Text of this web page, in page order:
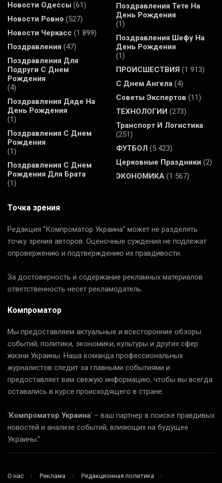
Новости Одессы (61)
Новости Ровно (527)
Новости Черкасс (1 899)
Поздравления (47)
Поздравления Для
Подруги С Днем
Рождения
(4)
Поздравления Дяде На
День Рождения
(1)
Поздравления С Днем
Рождения
(1)
Поздравления С Днем
Рождения Для Брата
(1)
Поздравления Тете На
День Рождения
(1)
Поздравления Шефу На
День Рождения
(1)
ПРОИСШЕСТВИЯ (1 913)
С Днем Ангела (4)
Советы Экспертов (11)
ТЕХНОЛОГИИ (273)
Транспорт И Логистика
(251)
ФУТБОЛ (5 423)
Церковные Праздники (2)
ЭКОНОМИКА (1 567)
Точка зрения
Редакция "Компроматор Украина" может не разделять
точку зрения авторов. Оценочные суждения не подлежат
опровержению и подтверждению их правдивости.
За достоверность и содержание рекламных материалов
ответственность несет рекламодатель.
Компроматор
Мы предоставляем актуальные и всесторонние обзоры
событий, политики, экономики, культуры и других сфер
жизни Украины. Наша команда профессиональных
журналистов следит за главными событиями и
предоставляет вам свежую информацию, чтобы вы всегда
оставались в курсе происходящего в стране.
‘Компроматор Украина‘ – ваш партнер в поиске правдивых
новостей и анализе событий, влияющих на будущее
Украины.”
О нас Реклама
Редакционная политика